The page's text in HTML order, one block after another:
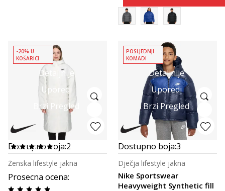
Detaljnije
Uporedi
Brzi Pregled
-20% U
KOŠARICI
Dostupno boja:2
Prosecna ocena:
Ženska lifestyle jakna
Detaljnije
Uporedi
Brzi Pregled
POSLJEDNJI
KOMADI
Dostupno boja:3
Nike Sportswear
Heavyweight Synthetic fill
Dječja lifestyle jakna